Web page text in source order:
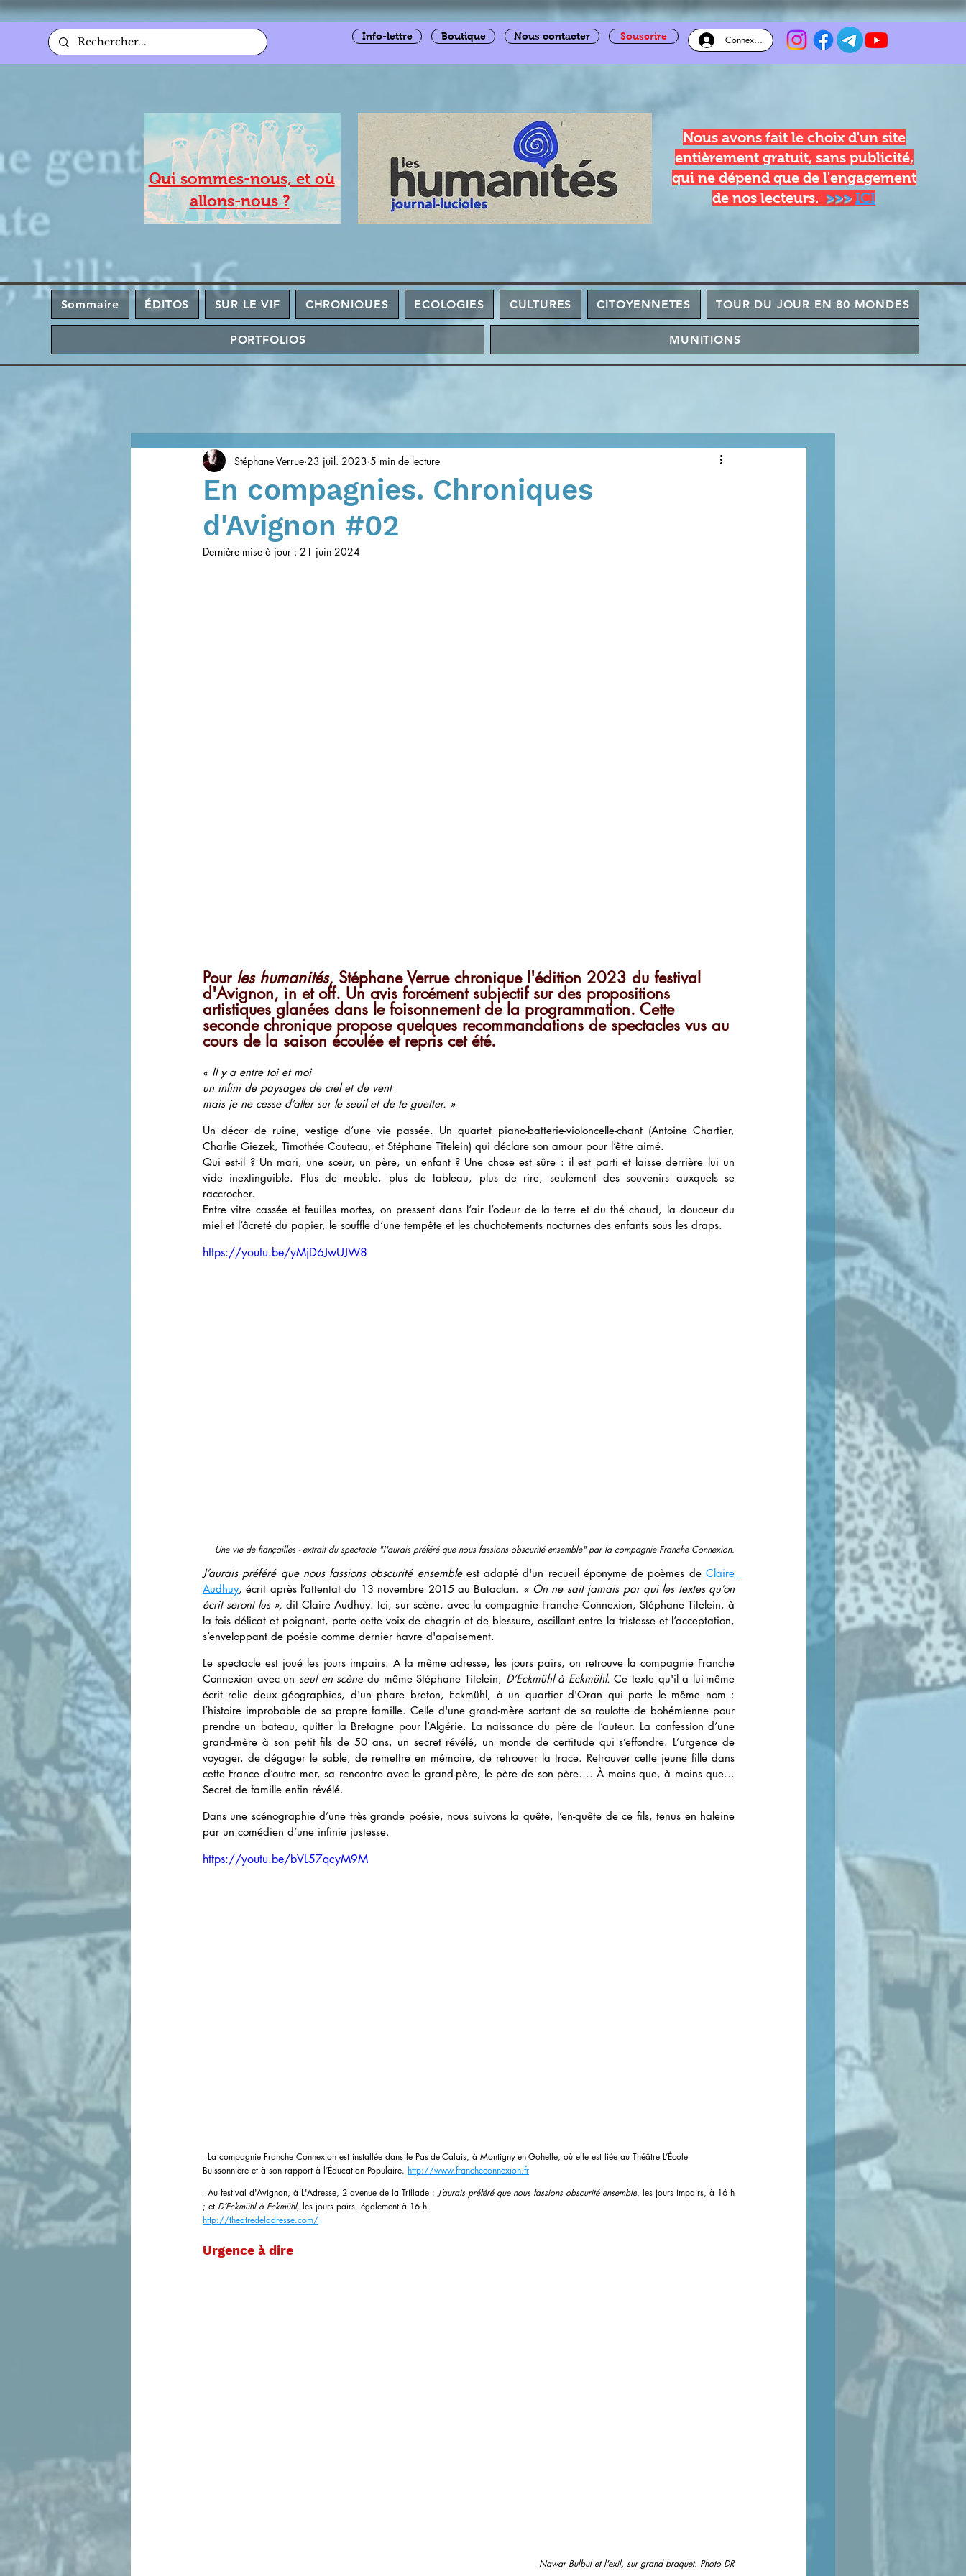
Info-lettre Boutique Nous contacter Souscrire Connexion
Qui sommes-nous, et où
allons-nous ?
Nous avons fait le choix d'un site
entièrement gratuit, sans publicité,
qui ne dépend que de l'engagement
de nos lecteurs. >>> ICI
Sommaire ÉDITOS SUR LE VIF CHRONIQUES ECOLOGIES CULTURES CITOYENNETES TOUR DU JOUR EN 80 MONDES
PORTFOLIOS MUNITIONS
En compagnies. Chroniques
d'Avignon #02
Stéphane Verrue 23 juil. 2023 5 min de lecture
Dernière mise à jour : 21 juin 2024
Pour les humanités, Stéphane Verrue chronique l'édition 2023 du festival
d'Avignon, in et off. Un avis forcément subjectif sur des propositions
artistiques glanées dans le foisonnement de la programmation. Cette
seconde chronique propose quelques recommandations de spectacles vus au
cours de la saison écoulée et repris cet été.
« Il y a entre toi et moi
un infini de paysages de ciel et de vent
mais je ne cesse d’aller sur le seuil et de te guetter. »
Un décor de ruine, vestige d’une vie passée. Un quartet piano-batterie-violoncelle-chant (Antoine Chartier,
Charlie Giezek, Timothée Couteau, et Stéphane Titelein) qui déclare son amour pour l’être aimé.
Qui est-il ? Un mari, une sœur, un père, un enfant ? Une chose est sûre : il est parti et laisse derrière lui un
vide inextinguible. Plus de meuble, plus de tableau, plus de rire, seulement des souvenirs auxquels se
raccrocher.
Entre vitre cassée et feuilles mortes, on pressent dans l’air l’odeur de la terre et du thé chaud, la douceur du
miel et l’âcreté du papier, le souffle d’une tempête et les chuchotements nocturnes des enfants sous les draps.
https://youtu.be/yMjD6JwUJW8
Une vie de fiançailles - extrait du spectacle "J'aurais préféré que nous fassions obscurité ensemble" par la compagnie Franche Connexion.
J’aurais préféré que nous fassions obscurité ensemble est adapté d'un recueil éponyme de poèmes de Claire
Audhuy, écrit après l’attentat du 13 novembre 2015 au Bataclan. « On ne sait jamais par qui les textes qu’on
écrit seront lus », dit Claire Audhuy. Ici, sur scène, avec la compagnie Franche Connexion, Stéphane Titelein, à
la fois délicat et poignant, porte cette voix de chagrin et de blessure, oscillant entre la tristesse et l’acceptation,
s’enveloppant de poésie comme dernier havre d'apaisement.
Le spectacle est joué les jours impairs. A la même adresse, les jours pairs, on retrouve la compagnie Franche
Connexion avec un seul en scène du même Stéphane Titelein, D’Eckmühl à Eckmühl. Ce texte qu'il a lui-même
écrit relie deux géographies, d'un phare breton,
l’histoire improbable de sa propre famille. Celle d'une grand-mère sortant de sa roulotte de bohémienne pour
prendre un bateau, quitter la Bretagne pour l’Algérie. La naissance du père de l’auteur. La confession d’une
grand-mère à son petit fils de 50 ans, un secret révélé, un monde de certitude qui s’effondre. L’urgence de
voyager, de dégager le sable, de remettre en mémoire, de retrouver la trace. Retrouver cette jeune fille dans
cette France d’outre mer, sa rencontre avec le grand-père, le père de son père…. À moins que, à moins que…
Secret de famille enfin révélé.
Dans une scénographie d’une très grande poésie, nous suivons la quête, l’en-quête de ce fils, tenus en haleine
par un comédien d’une infinie justesse.
https://youtu.be/bVL57qcyM9M
- La compagnie Franche Connexion est installée dans le Pas-de-Calais, à Montigny-en-Gohelle, où elle est liée au Théâtre L’École
Buissonnière et à son rapport à l’Éducation Populaire. http://www.francheconnexion.fr
- Au festival d'Avignon, à L'Adresse, 2 avenue de la Trillade : J’aurais préféré que nous fassions obscurité ensemble, les jours impairs, à 16 h
; et D’Eckmühl à Eckmühl, les jours pairs, également à 16 h.
http://theatredeladresse.com/
Urgence à dire
Nawar Bulbul et l'exil, sur grand braquet. Photo DR